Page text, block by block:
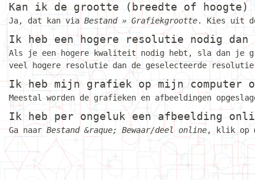
Kan ik de grootte (breedte of hoogte)
Ja, dat kan via Bestand » Grafiekgrootte. Kies uit
Ik heb een hogere resolutie nodig dan
Als je een hogere kwaliteit nodig hebt, sla dan je
veel hogere resolutie dan de geselecteerde
Ik heb mijn grafiek op mijn computer
Meestal worden de grafieken en afbeeldingen
Ik heb per ongeluk een afbeelding
Ga naar Bestand &raque; Bewaar/deel online, klik op